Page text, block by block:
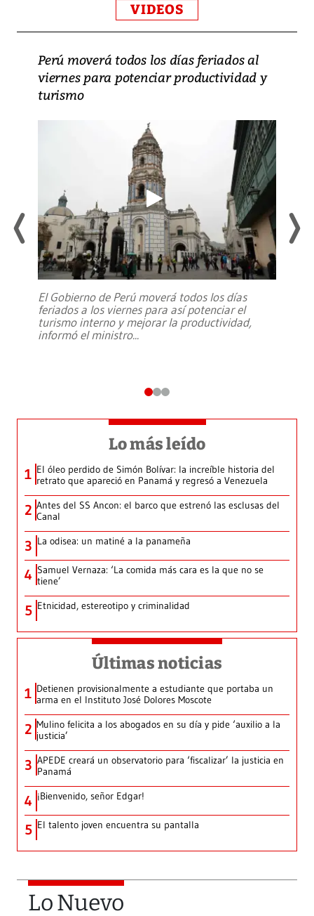
VIDEOS
Perú moverá todos los días feriados al
viernes para potenciar productividad y
turismo
El Gobierno de Perú moverá todos los días
feriados a los viernes para así potenciar el
turismo interno y mejorar la productividad,
informó el ministro...
Lo más leído
1 El óleo perdido de Simón Bolívar: la increíble historia del
retrato que apareció en Panamá y regresó a Venezuela
2 Antes del SS Ancon: el barco que estrenó las esclusas del
Canal
3 La odisea: un matiné a la panameña
4 Samuel Vernaza: ‘La comida más cara es la que no se
tiene’
5 Etnicidad, estereotipo y criminalidad
Últimas noticias
1 Detienen provisionalmente a estudiante que portaba un
arma en el Instituto José Dolores Moscote
2 Mulino felicita a los abogados en su día y pide ‘auxilio a la
justicia’
3 APEDE creará un observatorio para ‘fiscalizar’ la justicia en
Panamá
4 ¡Bienvenido, señor Edgar!
5 El talento joven encuentra su pantalla​
Lo Nuevo